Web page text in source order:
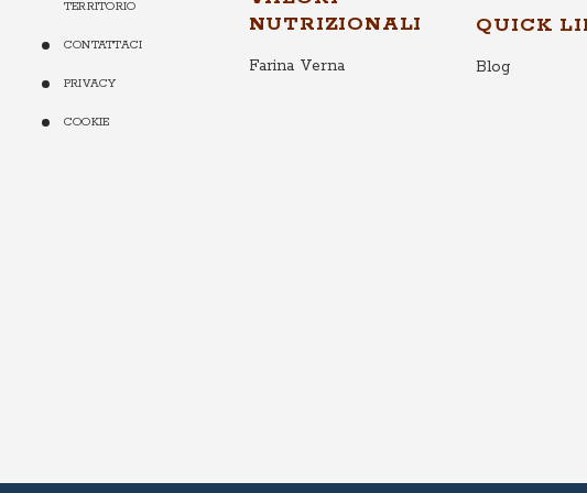
TERRITORIO
CONTATTACI
PRIVACY
COOKIE
NUTRIZIONALI
Farina Verna
QUICK
Blog